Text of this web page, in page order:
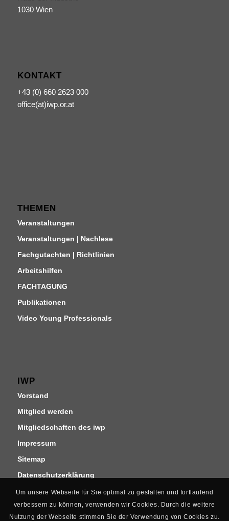
1030 Wien
KONTAKT
+43 (0) 660 2623 000
office(at)iwp.or.at
THEMEN
Veranstaltungen
Veranstaltungen | Nachlese
Fachgutachten | Richtlinien
Arbeitshilfen
FACHTAGUNG
Publikationen
Video Young Professionals
IWP
Vorstand
Mitglied werden
Mitgliedschaften des iwp
Impressum
Sitemap
Datenschutzerklärung
Um unsere Webseite für Sie optimal zu gestalten und fortlaufend
verbessern zu können, verwenden wir Cookies. Durch die weitere
Nutzung der Webseite stimmen Sie der Verwendung von Cookies zu.